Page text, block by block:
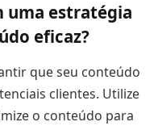
uma estratégia
eficaz?
que seu conteúdo
clientes. Utilize
o conteúdo para